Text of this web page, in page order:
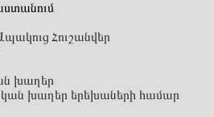
Հուշանվեր
խաղեր
խաղեր երեխաների համար